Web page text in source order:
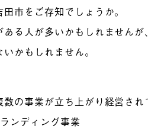
市をご存知でしょうか。
る人が多いかもしれませんが、
かもしれません。
の事業が立ち上がり経営され
ンディング事業